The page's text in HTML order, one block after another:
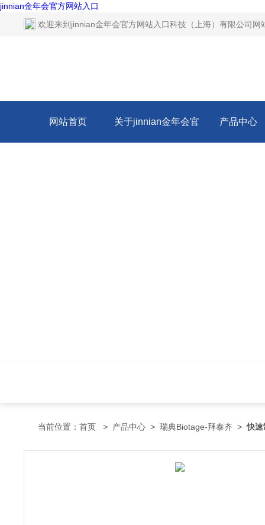
jinnian金年会官方网站入口
欢迎来到 jinnian金年会官方网站入口科技（上海）有限公司网
网站首页 关于jinnian金年会官 产品中心
当前位置： 首页 > 产品中心 > 瑞典Biotage-拜泰齐 >快速